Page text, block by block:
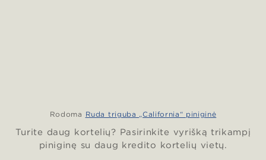
Rodoma Ruda triguba „California“ piniginė
Turite daug kortelių? Pasirinkite vyrišką trikampį
piniginę su daug kredito kortelių vietų.